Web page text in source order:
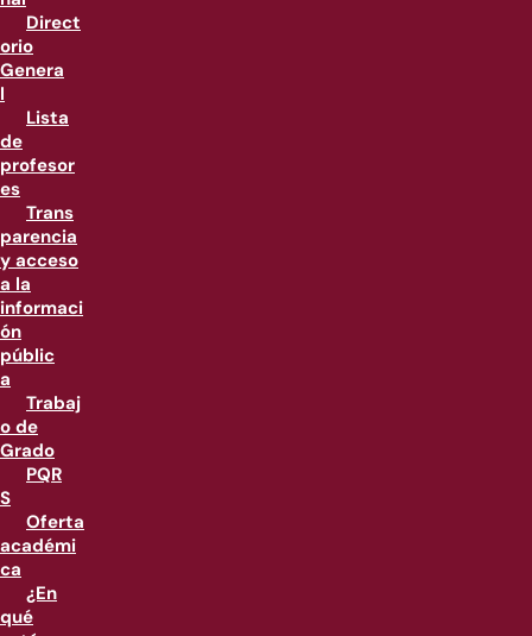
Direct
orio
Genera
l
Lista
de
profesor
es
Trans
parencia
y acceso
a la
informaci
ón
públic
a
Trabaj
o de
Grado
PQR
S
Oferta
académi
ca
¿En
qué